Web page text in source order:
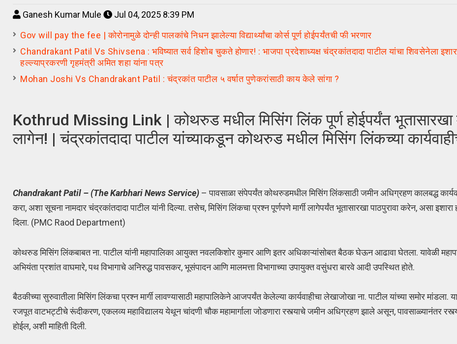
Ganesh Kumar Mule
Jul 04, 2025 8:39 PM
Gov will pay the fee | कोरोनामुळे दोन्ही पालकांचे निधन झालेल्या विद्यार्थ्यांचा कोर्स पूर्ण होईपर्यंतची फी भरणार
Chandrakant Patil Vs Shivsena : भविष्यात सर्व हिशोब चुकते होणार! : भाजपा प्रदेशाध्यक्ष चंद्रकांतदादा पाटील यांचा शिवसेनेला
हल्ल्याप्रकरणी गृहमंत्री अमित शहा यांना पत्र
Mohan Joshi Vs Chandrakant Patil : चंद्रकांत पाटील ५ वर्षात पुणेकरांसाठी काय केले सांगा ?
Kothrud Missing Link | कोथरुड मधील मिसिंग लिंक पूर्ण होईपर्यंत भूतासारखा
लागेन! | चंद्रकांतदादा पाटील यांच्याकडून कोथरुड मधील मिसिंग लिंकच्या
Chandrakant Patil – (The Karbhari News Service) – पावसाळा संपेपर्यंत कोथरुडमधील मिसिंग लिंकसाठी जमीन अधिग्रहण कालबद्ध
करा, अशा सूचना नामदार चंद्रकांतदादा पाटील यांनी दिल्या. तसेच, मिसिंग लिंकचा प्रश्न पूर्णपणे मार्गी लागेपर्यंत भूतासारखा पाठपुरावा करेन, असा इशारा
दिला. (PMC Raod Department)
कोथरुड मिसिंग लिंकबाबत ना. पाटील यांनी महापालिका आयुक्त नवलकिशोर कुमार आणि इतर अधिकाऱ्यांसोबत बैठक घेऊन आढावा घेतला. यावेळी
अभियंता प्रशांत वाघमारे, पथ विभागाचे अनिरुद्ध पावसकर, भूसंपादन आणि मालमत्ता विभागाच्या उपायुक्त वसुंधरा बारवे आदी उपस्थित होते.
बैठकीच्या सुरुवातीला मिसिंग लिंकचा प्रश्न मार्गी लावण्यासाठी महापालिकेने आजपर्यंत केलेल्या कार्यवाहीचा लेखाजोखा ना. पाटील यांच्या समोर मांडला.
रजपूत वाटभट्टीचे रूंदीकरण, एकलव्य महाविद्यालय येथून चांदणी चौक महामार्गाला जोडणारा रस्त्याचे जमीन अधिग्रहण झाले असून, पावसाळ्यानंतर
होईल, अशी माहिती दिली.